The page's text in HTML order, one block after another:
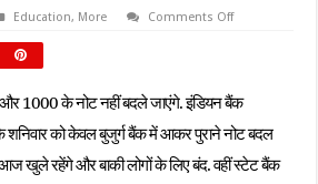
Education, More Comments Offon
को
पूरे
कहा-
दिखेगा
और 1000 के नोट नहीं बदले जाएंगे. इंडियन बैंक
शनिवार को केवल बुजुर्ग बैंक में आकर पुराने नोट बदल
खुले रहेंगे और बाकी लोगों के लिए बंद.वहीं स्टेट बैंक